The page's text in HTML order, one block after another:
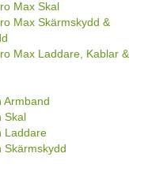
Max Skal
Max Skärmskydd &
Max Laddare, Kablar &
Armband
Skal
Laddare
Skärmskydd